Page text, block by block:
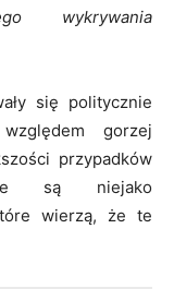
wykrywania
się politycznie
gorzej
przypadków
są niejako
wierzą, że te